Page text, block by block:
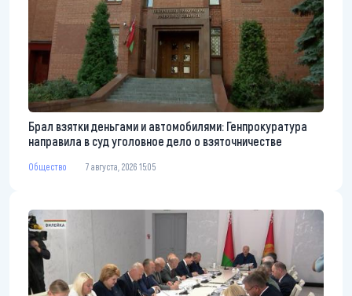
Брал взятки деньгами и автомобилями: Генпрокуратура
направила в суд уголовное дело о взяточничестве
Общество 7 августа, 2026 15:05